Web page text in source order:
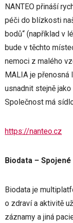
NANTEO přináší
péči do blízkosti
bodů“ (například v
bude v těchto
nemoci z malého
MALIA je přenosná
usnadnit stejně
Společnost má
https://nanteo.cz
Biodata –
Biodata je
o zdraví a aktivitě
záznamy a jiná